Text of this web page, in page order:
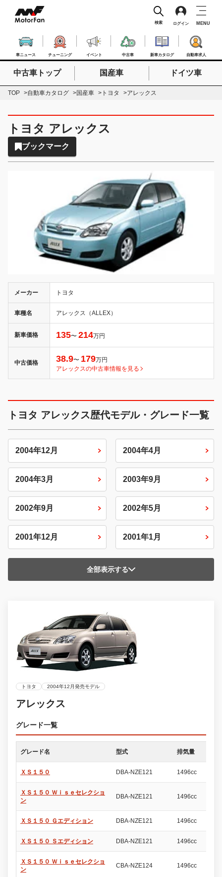
車ニュース チューニング イベント 中古車 新車カタログ 自動車求人
検索 ログイン MENU
検索したいキーワードを入力
中古車トップ 国産車 ドイツ車
TOP 自動車カタログ 国産車 トヨタ アレックス
トヨタ アレックス
ブックマーク
メーカー トヨタ
車種名 アレックス（ALLEX）
新車価格 135〜 214万円
中古価格 38.9〜 179万円
アレックスの中古車情報を見る
トヨタ アレックス歴代モデル・グレード一覧
2004年12月 2004年4月
2004年3月 2003年9月
2002年9月 2002年5月
2001年12月 2001年1月
全部表示する
トヨタ 2004年12月発売モデル
アレックス
グレード一覧
グレード名 型式 排気量
ＸＳ１５０ DBA-NZE121 1496cc
ＸＳ１５０ Ｗｉｓｅセレクショ
ン
DBA-NZE121 1496cc
ＸＳ１５０ Ｇエディション DBA-NZE121 1496cc
ＸＳ１５０ Ｓエディション DBA-NZE121 1496cc
ＸＳ１５０ Ｗｉｓｅセレクショ
ン
CBA-NZE124 1496cc